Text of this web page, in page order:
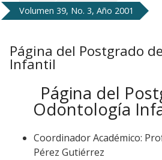
Volumen 39, No. 3, Año 2001
Página del Postgrado
Infantil
Página del
Odontología
Coordinador Académico:
Pérez Gutiérrez